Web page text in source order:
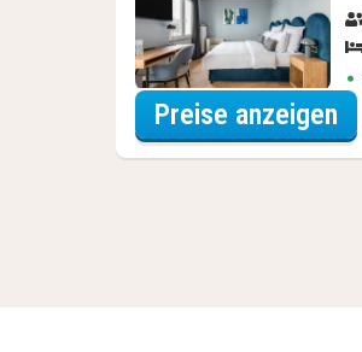
Preise anzeigen